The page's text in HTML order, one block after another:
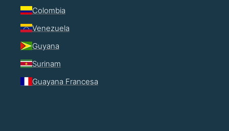
Colombia
Venezuela
Guyana
Surinam
Guayana Francesa